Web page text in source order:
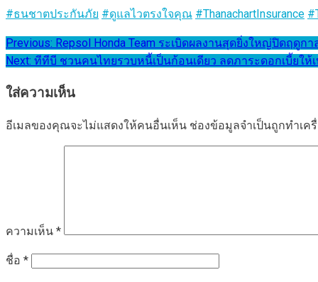
#ธนชาตประกันภัย #ดูแลไวตรงใจคุณ #ThanachartInsurance
แนะแนว
เรื่อง
Previous: Repsol Honda Team ระเบิดผลงานสุดยิ่งใหญ่ปิดฤดู
Next: ทีทีบี ชวนคนไทยรวบหนี้เป็นก้อนเดียว ลดภาระดอกเบี้ยให้
ใส่ความเห็น
อีเมลของคุณจะไม่แสดงให้คนอื่นเห็น ช่องข้อมูลจำเป็นถูกทำเค
ความเห็น *
ชื่อ *